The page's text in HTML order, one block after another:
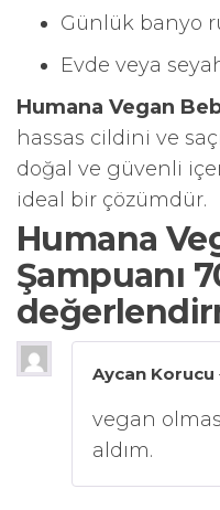
Günlük banyo
Evde veya
Humana Vegan
hassas cildini ve
doğal ve güvenli
ideal bir çözümdür.
Humana
Şampuanı
Aycan Korucu
vegan
aldım.